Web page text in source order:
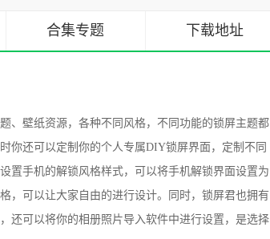
合集专题 下载地址
、壁纸资源，各种不同风格，不同功能的锁屏主题都
你还可以定制你的个人专属DIY锁屏界面，定制不同
置手机的解锁风格样式，可以将手机解锁界面设置为
，可以让大家自由的进行设计。同时，锁屏君也拥有
还可以将你的相册照片导入软件中进行设置，是选择